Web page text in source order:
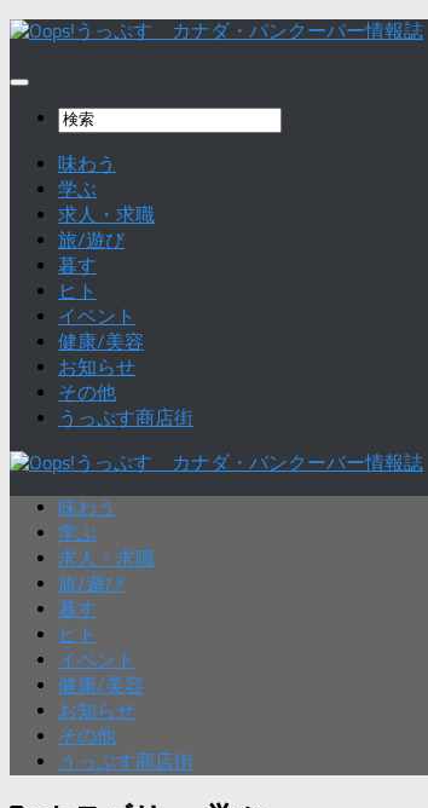
味わう
学ぶ
求人・求職
旅/遊び
暮す
ヒト
イベント
健康/美容
お知らせ
その他
うっぷす商店街
味わう
学ぶ
求人・求職
旅/遊び
暮す
ヒト
イベント
健康/美容
お知らせ
その他
うっぷす商店街